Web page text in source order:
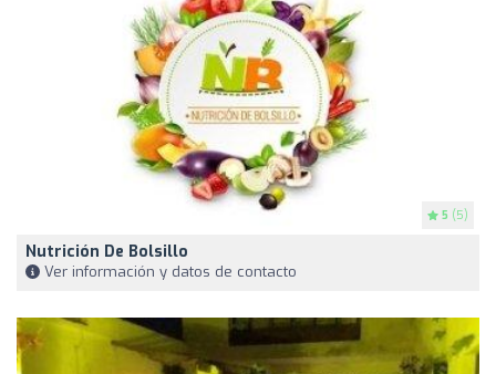
5 (5)
Nutrición De Bolsillo
Ver información y datos de contacto